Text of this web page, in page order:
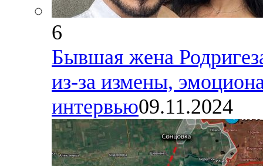
6
Бывшая жена
из-за измены,
интервью09.11.2024